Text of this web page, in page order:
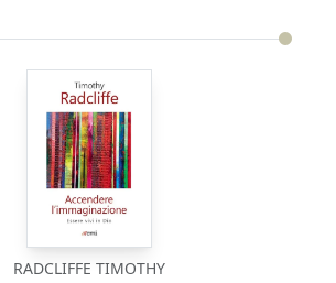
RADCLIFFE TIMOTHY